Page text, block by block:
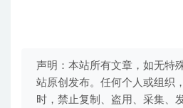
声明：本站所有文章，如无特
站原创发布。任何个人或组织
时，禁止复制、盗用、采集、